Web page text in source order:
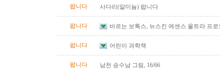
팝니다 사다리(알미늄) 팝니다
팝니다 바르는 보톡스, 뉴스킨 에센스 울트라 프로
팝니다 어린이 과학책
팝니다 남천 송수남 그림, 16/66